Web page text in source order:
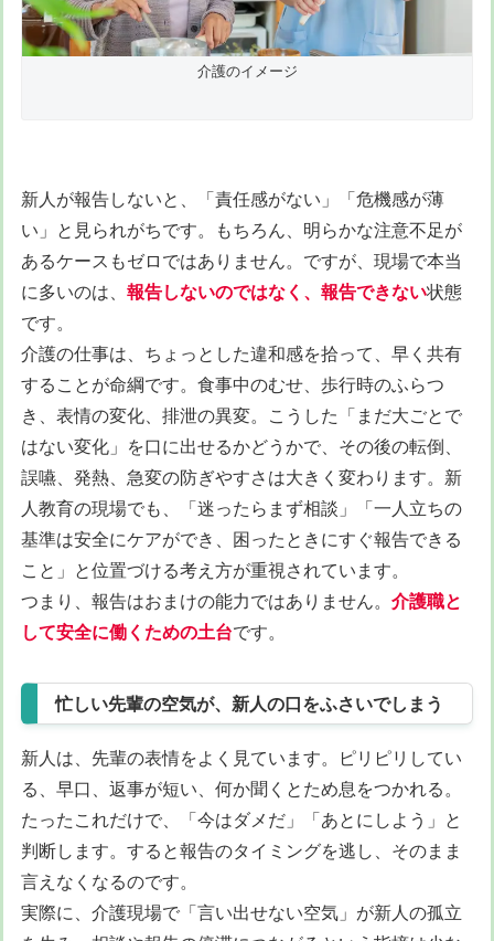
介護のイメージ
新人が報告しないと、「責任感がない」「危機感が薄
い」と見られがちです。もちろん、明らかな注意不足が
あるケースもゼロではありません。ですが、現場で本当
に多いのは、 報告しないのではなく、報告できない状態
です。
介護の仕事は、ちょっとした違和感を拾って、早く共有
することが命綱です。食事中のむせ、歩行時のふらつ
き、表情の変化、排泄の異変。こうした「まだ大ごとで
はない変化」を口に出せるかどうかで、その後の転倒、
誤嚥、発熱、急変の防ぎやすさは大きく変わります。新
人教育の現場でも、「迷ったらまず相談」「一人立ちの
基準は安全にケアができ、困ったときにすぐ報告できる
こと」と位置づける考え方が重視されています。
つまり、報告はおまけの能力ではありません。 介護職と
して安全に働くための土台です。
忙しい先輩の空気が、新人の口をふさいでしまう
新人は、先輩の表情をよく見ています。ピリピリしてい
る、早口、返事が短い、何か聞くとため息をつかれる。
たったこれだけで、「今はダメだ」「あとにしよう」と
判断します。すると報告のタイミングを逃し、そのまま
言えなくなるのです。
実際に、介護現場で「言い出せない空気」が新人の孤立